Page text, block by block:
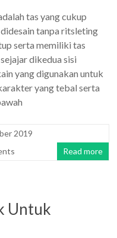
tas yang cukup
tanpa ritsleting
serta memiliki tas
dikedua sisi
yang digunakan untuk
yang tebal serta
2019
Read more
Untuk